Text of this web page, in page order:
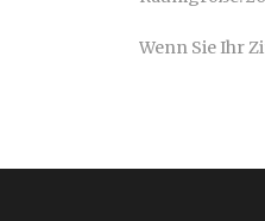
Wenn Sie Ihr